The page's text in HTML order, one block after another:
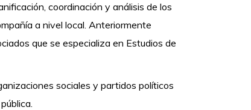
coordinación y análisis de los
a nivel local. Anteriormente
que se especializa en Estudios de
sociales y partidos políticos